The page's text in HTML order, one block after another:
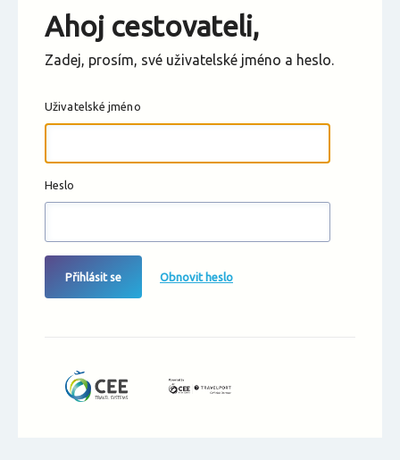
Změnit měnu
Ahoj cestovateli,
Zadej, prosím, své uživatelské jméno a heslo.
Uživatelské jméno
Heslo
Přihlásit se Obnovit heslo